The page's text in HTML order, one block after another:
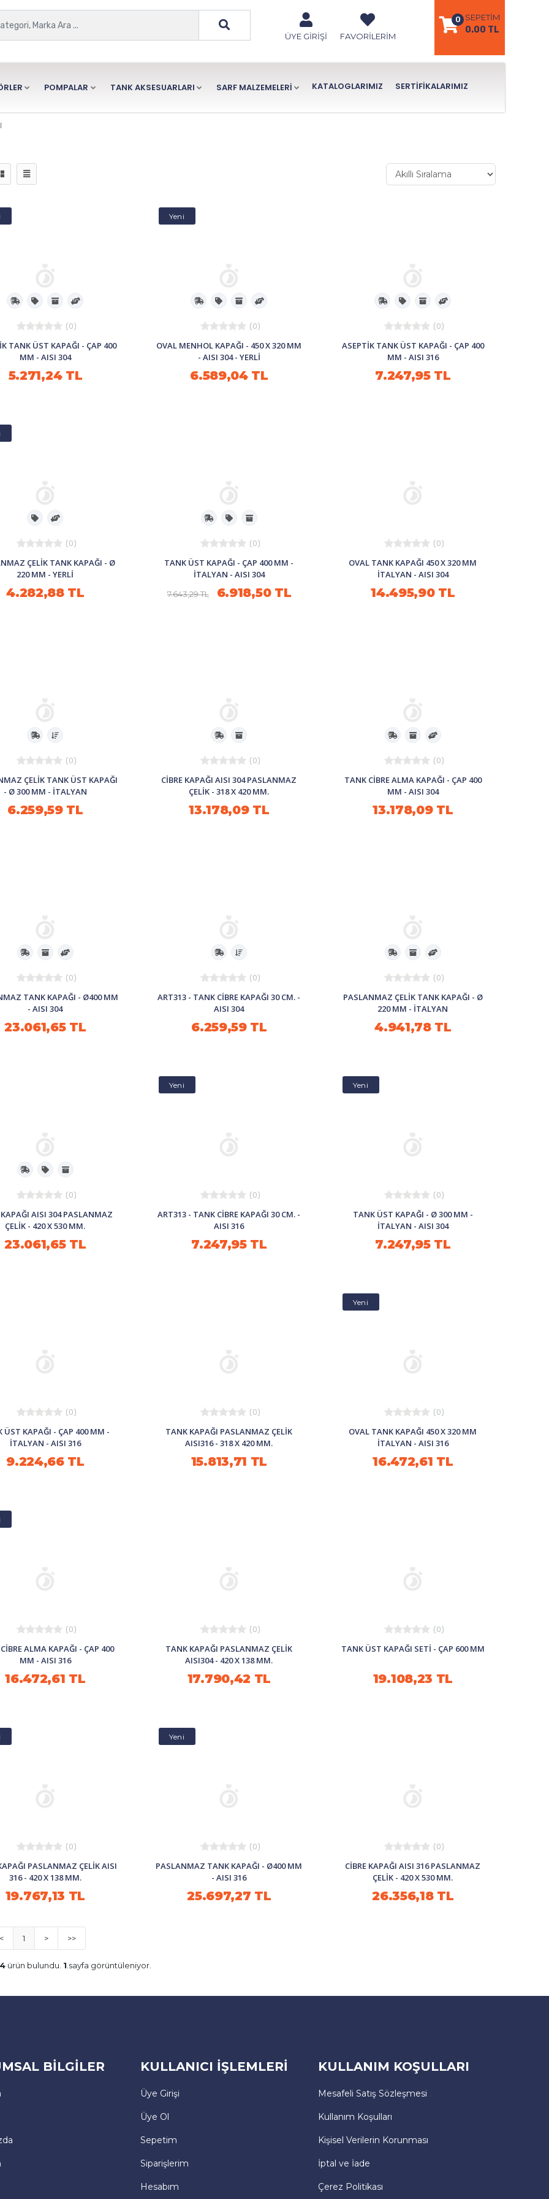
0 SEPETIM
0.00 TL
FAVORILERIM
ÜYE GIRIŞI
POMPALAR TANK AKSESUARLARI SARF MALZEMELERİ KATALOGLARIMIZ SERTIFIKALARIMIZ
(0)
TANK ÜST KAPAĞI - ÇAP 400
MM - AISI 304
5.271,24 TL
Yeni
(0)
OVAL MENHOL KAPAĞI - 450 X 320 MM
- AISI 304 - YERLİ
6.589,04 TL
(0)
ASEPTİK TANK ÜST KAPAĞI - ÇAP 400
MM - AISI 316
7.247,95 TL
(0)
ÇELİK TANK KAPAĞI - Ø
220 MM - YERLİ
4.282,88 TL
(0)
TANK ÜST KAPAĞI - ÇAP 400 MM -
İTALYAN - AISI 304
7.643,29 TL 6.918,50 TL
(0)
OVAL TANK KAPAĞI 450 X 320 MM
İTALYAN - AISI 304
14.495,90 TL
(0)
ÇELİK TANK ÜST KAPAĞI
- Ø 300 MM - İTALYAN
6.259,59 TL
(0)
CİBRE KAPAĞI AISI 304 PASLANMAZ
ÇELİK - 318 X 420 MM.
13.178,09 TL
(0)
TANK CİBRE ALMA KAPAĞI - ÇAP 400
MM - AISI 304
13.178,09 TL
(0)
TANK KAPAĞI - Ø400 MM
- AISI 304
23.061,65 TL
(0)
ART313 - TANK CIBRE KAPAĞI 30 CM. -
AISI 304
6.259,59 TL
(0)
PASLANMAZ ÇELİK TANK KAPAĞI - Ø
220 MM - İTALYAN
4.941,78 TL
(0)
KAPAĞI AISI 304 PASLANMAZ
ÇELİK - 420 X 530 MM.
23.061,65 TL
Yeni
(0)
ART313 - TANK CIBRE KAPAĞI 30 CM. -
AISI 316
7.247,95 TL
Yeni
(0)
TANK ÜST KAPAĞI - Ø 300 MM -
İTALYAN - AISI 304
7.247,95 TL
(0)
ÜST KAPAĞI - ÇAP 400 MM -
İTALYAN - AISI 316
9.224,66 TL
(0)
TANK KAPAĞI PASLANMAZ ÇELİK
AISI316 - 318 X 420 MM.
15.813,71 TL
Yeni
(0)
OVAL TANK KAPAĞI 450 X 320 MM
İTALYAN - AISI 316
16.472,61 TL
(0)
ALMA KAPAĞI - ÇAP 400
MM - AISI 316
16.472,61 TL
(0)
TANK KAPAĞI PASLANMAZ ÇELİK
AISI304 - 420 X 138 MM.
17.790,42 TL
(0)
TANK ÜST KAPAĞI SETİ - ÇAP 600 MM
19.108,23 TL
(0)
PASLANMAZ ÇELİK AISI
316 - 420 X 138 MM.
19.767,13 TL
Yeni
(0)
PASLANMAZ TANK KAPAĞI - Ø400 MM
- AISI 316
25.697,27 TL
(0)
CİBRE KAPAĞI AISI 316 PASLANMAZ
ÇELİK - 420 X 530 MM.
26.356,18 TL
< 1 > >>
ürün bulundu. 1 .sayfa görüntüleniyor.
BİLGİLER KULLANICI İŞLEMLERİ
Üye Girişi
Üye Ol
Sepetim
Siparişlerim
Hesabım
KULLANIM KOŞULLARI
Mesafeli Satış Sözleşmesi
Kullanım Koşulları
Kişisel Verilerin Korunması
İptal ve İade
Çerez Politikası